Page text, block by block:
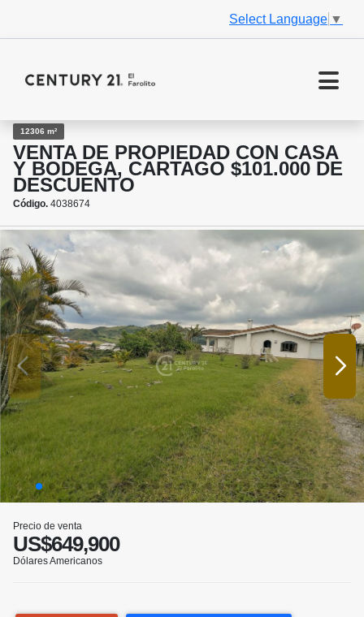
Select Language ▼
12306 m²
VENTA DE PROPIEDAD CON CASA
Y BODEGA, CARTAGO $101.000 DE
DESCUENTO
Código. 4038674
Precio de venta
US$649,900
Dólares Americanos